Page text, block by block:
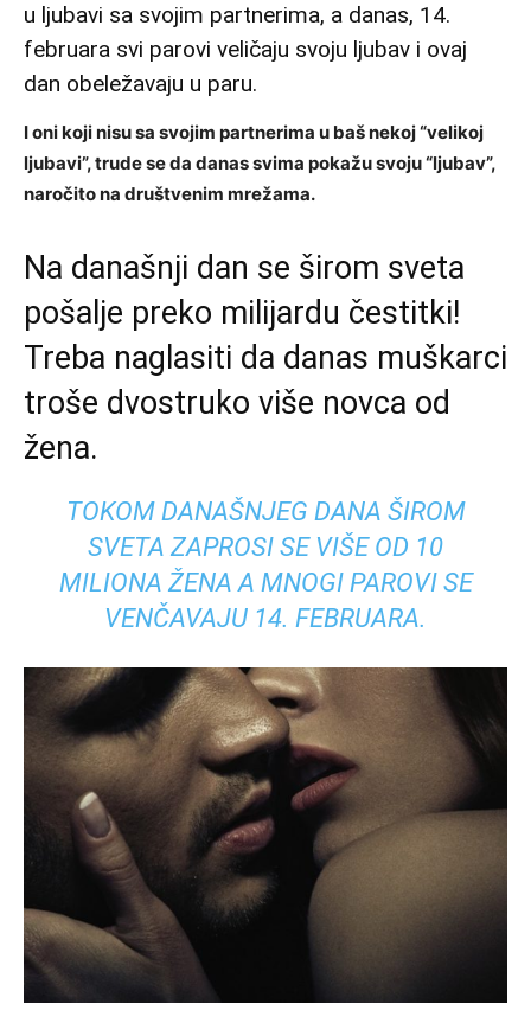
u ljubavi sa svojim partnerima, a danas, 14.
februara svi parovi veličaju svoju ljubav i ovaj
dan obeležavaju u paru.
I oni koji nisu sa svojim partnerima u baš nekoj “velikoj
ljubavi”, trude se da danas svima pokažu svoju “ljubav”,
naročito na društvenim mrežama.
Na današnji dan se širom sveta
pošalje preko milijardu čestitki!
Treba naglasiti da danas muškarci
troše dvostruko više novca od
žena.
TOKOM DANAŠNJEG DANA ŠIROM
SVETA ZAPROSI SE VIŠE OD 10
MILIONA ŽENA A MNOGI PAROVI SE
VENČAVAJU 14. FEBRUARA.